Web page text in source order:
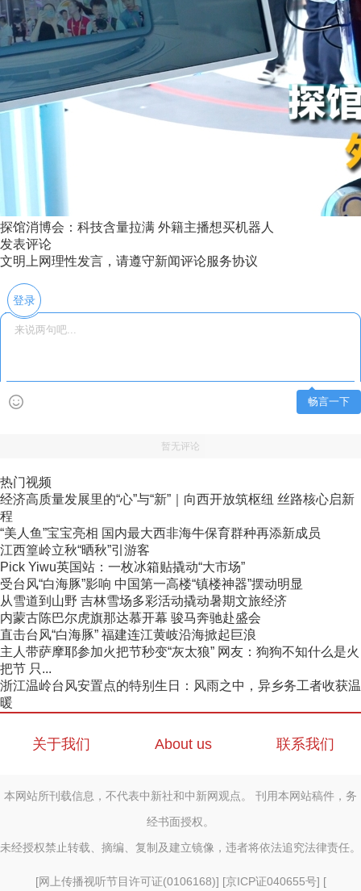
探馆消博会：科技含量拉满 外籍主播想买机器人
发表评论
文明上网理性发言，请遵守新闻评论服务协议
登录
畅言一下
暂无评论
热门视频
经济高质量发展里的“心”与“新”｜向西开放筑枢纽 丝路核心启新
程
“美人鱼”宝宝亮相 国内最大西非海牛保育群种再添新成员
江西篁岭立秋“晒秋”引游客
Pick Yiwu英国站：一枚冰箱贴撬动“大市场”
受台风“白海豚”影响 中国第一高楼“镇楼神器”摆动明显
从雪道到山野 吉林雪场多彩活动撬动暑期文旅经济
内蒙古陈巴尔虎旗那达慕开幕 骏马奔驰赴盛会
直击台风“白海豚” 福建连江黄岐沿海掀起巨浪
主人带萨摩耶参加火把节秒变“灰太狼” 网友：狗狗不知什么是火
把节 只...
浙江温岭台风安置点的特别生日：风雨之中，异乡务工者收获温
暖
关于我们 About us 联系我们
本网站所刊载信息，不代表中新社和中新网观点。 刊用本网站稿件，务
经书面授权。
未经授权禁止转载、摘编、复制及建立镜像，违者将依法追究法律责任。
[网上传播视听节目许可证(0106168)] [京ICP证040655号] [